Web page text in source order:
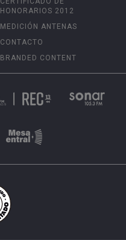
HONORARIOS 2012
MEDICIÓN ANTENAS
CONTACTO
BRANDED CONTENT